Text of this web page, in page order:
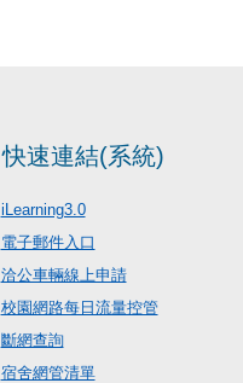
快速連結(系統)
iLearning3.0
電子郵件入口
洽公車輛線上申請
校園網路每日流量控管
斷網查詢
宿舍網管清單